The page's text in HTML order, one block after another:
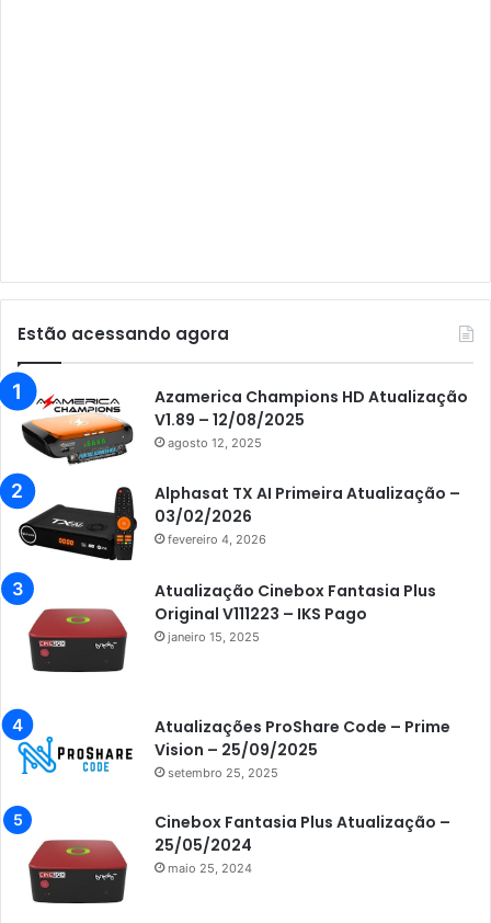
Audisat K10 Urus
Audisat K30 Aventador
Azamerica
Azamerica Beats
Azamerica Champions
Azamerica Champions IPTV
Azamerica Extremo IPTV
Azamerica F92 Plus
Azamerica Gold
Azamerica i7 IPTV
Azamerica King
Azamerica King GX PRO
Azamerica King IPTV
Azamerica Mobi
Estão acessando agora
Azamerica Champions HD Atualização
V1.89 – 12/08/2025
agosto 12, 2025
Alphasat TX AI Primeira Atualização –
03/02/2026
fevereiro 4, 2026
Atualização Cinebox Fantasia Plus
Original V111223 – IKS Pago
janeiro 15, 2025
Atualizações ProShare Code – Prime
Vision – 25/09/2025
setembro 25, 2025
Cinebox Fantasia Plus Atualização –
25/05/2024
maio 25, 2024